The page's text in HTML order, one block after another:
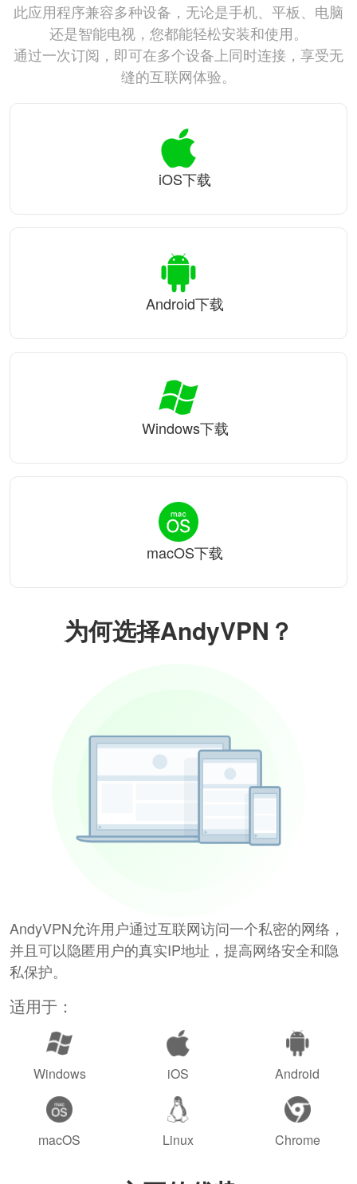
为何选择AndyVPN？
AndyVPN允许用户通过互联网访问一个私密的网络，
并且可以隐匿用户的真实IP地址，提高网络安全和隐
私保护。
适用于：
Windows iOS Android
macOS Linux Chrome
此应用程序兼容多种设备，无论是手机、平板、电脑
还是智能电视，您都能轻松安装和使用。
通过一次订阅，即可在多个设备上同时连接，享受无
缝的互联网体验。
iOS下载
Android下载
Windows下载
macOS下载